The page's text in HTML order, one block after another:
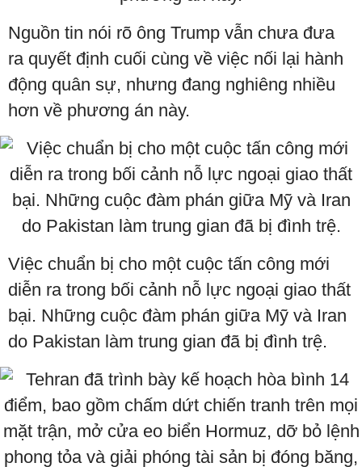
Nguồn tin nói rõ ông Trump vẫn chưa đưa
ra quyết định cuối cùng về việc nối lại hành
động quân sự, nhưng đang nghiêng nhiều
hơn về phương án này.
Việc chuẩn bị cho một cuộc tấn công mới
diễn ra trong bối cảnh nỗ lực ngoại giao thất
bại. Những cuộc đàm phán giữa Mỹ và Iran
do Pakistan làm trung gian đã bị đình trệ.